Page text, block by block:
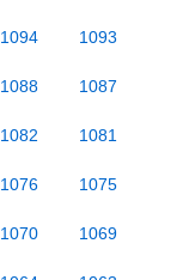
1094 1093
1088 1087
1082 1081
1076 1075
1070 1069